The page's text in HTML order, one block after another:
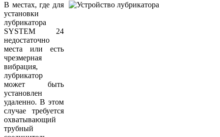
В местах, где для
установки
лубрикатора
SYSTEM 24
недостаточно
места или есть
чрезмерная
вибрация,
лубрикатор
может быть
установлен
удаленно. В этом
случае требуется
охватывающий
трубный